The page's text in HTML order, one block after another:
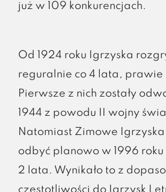
już w 109 konkurencjach.
Od 1924 roku Igrzyska
reguralnie co 4 lata,
Pierwsze z nich zostały
1944 z powodu II wojny
Natomiast Zimowe
odbyć planowo w 1996
2 lata. Wynikało to z
częstotliwości do Igrzysk